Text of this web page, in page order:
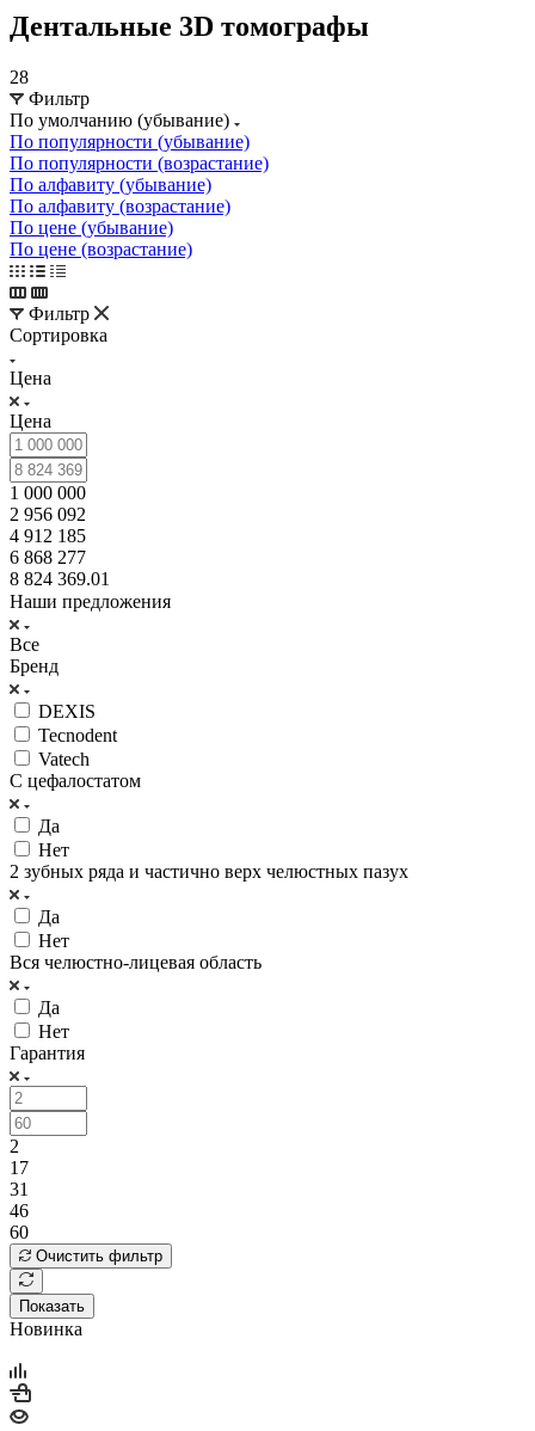
Дентальные 3D томографы
28
Фильтр
По умолчанию (убывание)
По популярности (убывание)
По популярности (возрастание)
По алфавиту (убывание)
По алфавиту (возрастание)
По цене (убывание)
По цене (возрастание)
Фильтр
Сортировка
Цена
Цена
1 000 000
2 956 092
4 912 185
6 868 277
8 824 369.01
Наши предложения
Все
Бренд
DEXIS
Tecnodent
Vatech
С цефалостатом
Да
Нет
2 зубных ряда и частично верх челюстных пазух
Да
Нет
Вся челюстно-лицевая область
Да
Нет
Гарантия
2
17
31
46
60
Очистить фильтр
Показать
Новинка